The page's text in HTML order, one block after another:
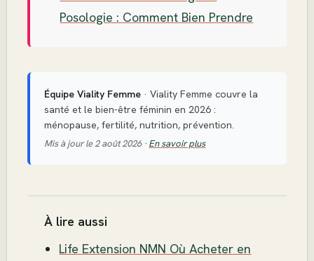
Posologie : Comment Bien Prendre
Équipe Viality Femme · Viality Femme couvre la
santé et le bien-être féminin en 2026 :
ménopause, fertilité, nutrition, prévention.
Mis à jour le 2 août 2026 · En savoir plus
À lire aussi
Life Extension NMN Où Acheter en